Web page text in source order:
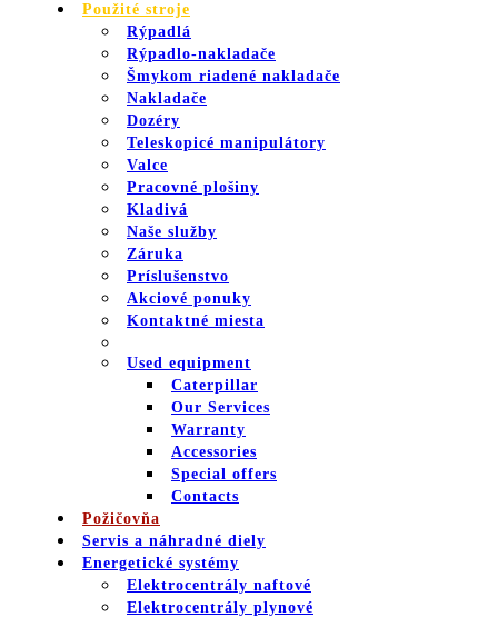
Použité stroje
Rýpadlá
Rýpadlo-nakladače
Šmykom riadené nakladače
Nakladače
Dozéry
Teleskopicé manipulátory
Valce
Pracovné plošiny
Kladivá
Naše služby
Záruka
Príslušenstvo
Akciové ponuky
Kontaktné miesta
Used equipment
Caterpillar
Our Services
Warranty
Accessories
Special offers
Contacts
Požičovňa
Servis a náhradné diely
Energetické systémy
Elektrocentrály naftové
Elektrocentrály plynové